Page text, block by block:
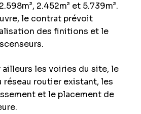
2.452m² et 5.739m².
le contrat prévoit
des finitions et le
ailleurs les voiries du site, le
réseau routier existant, les
et le placement de